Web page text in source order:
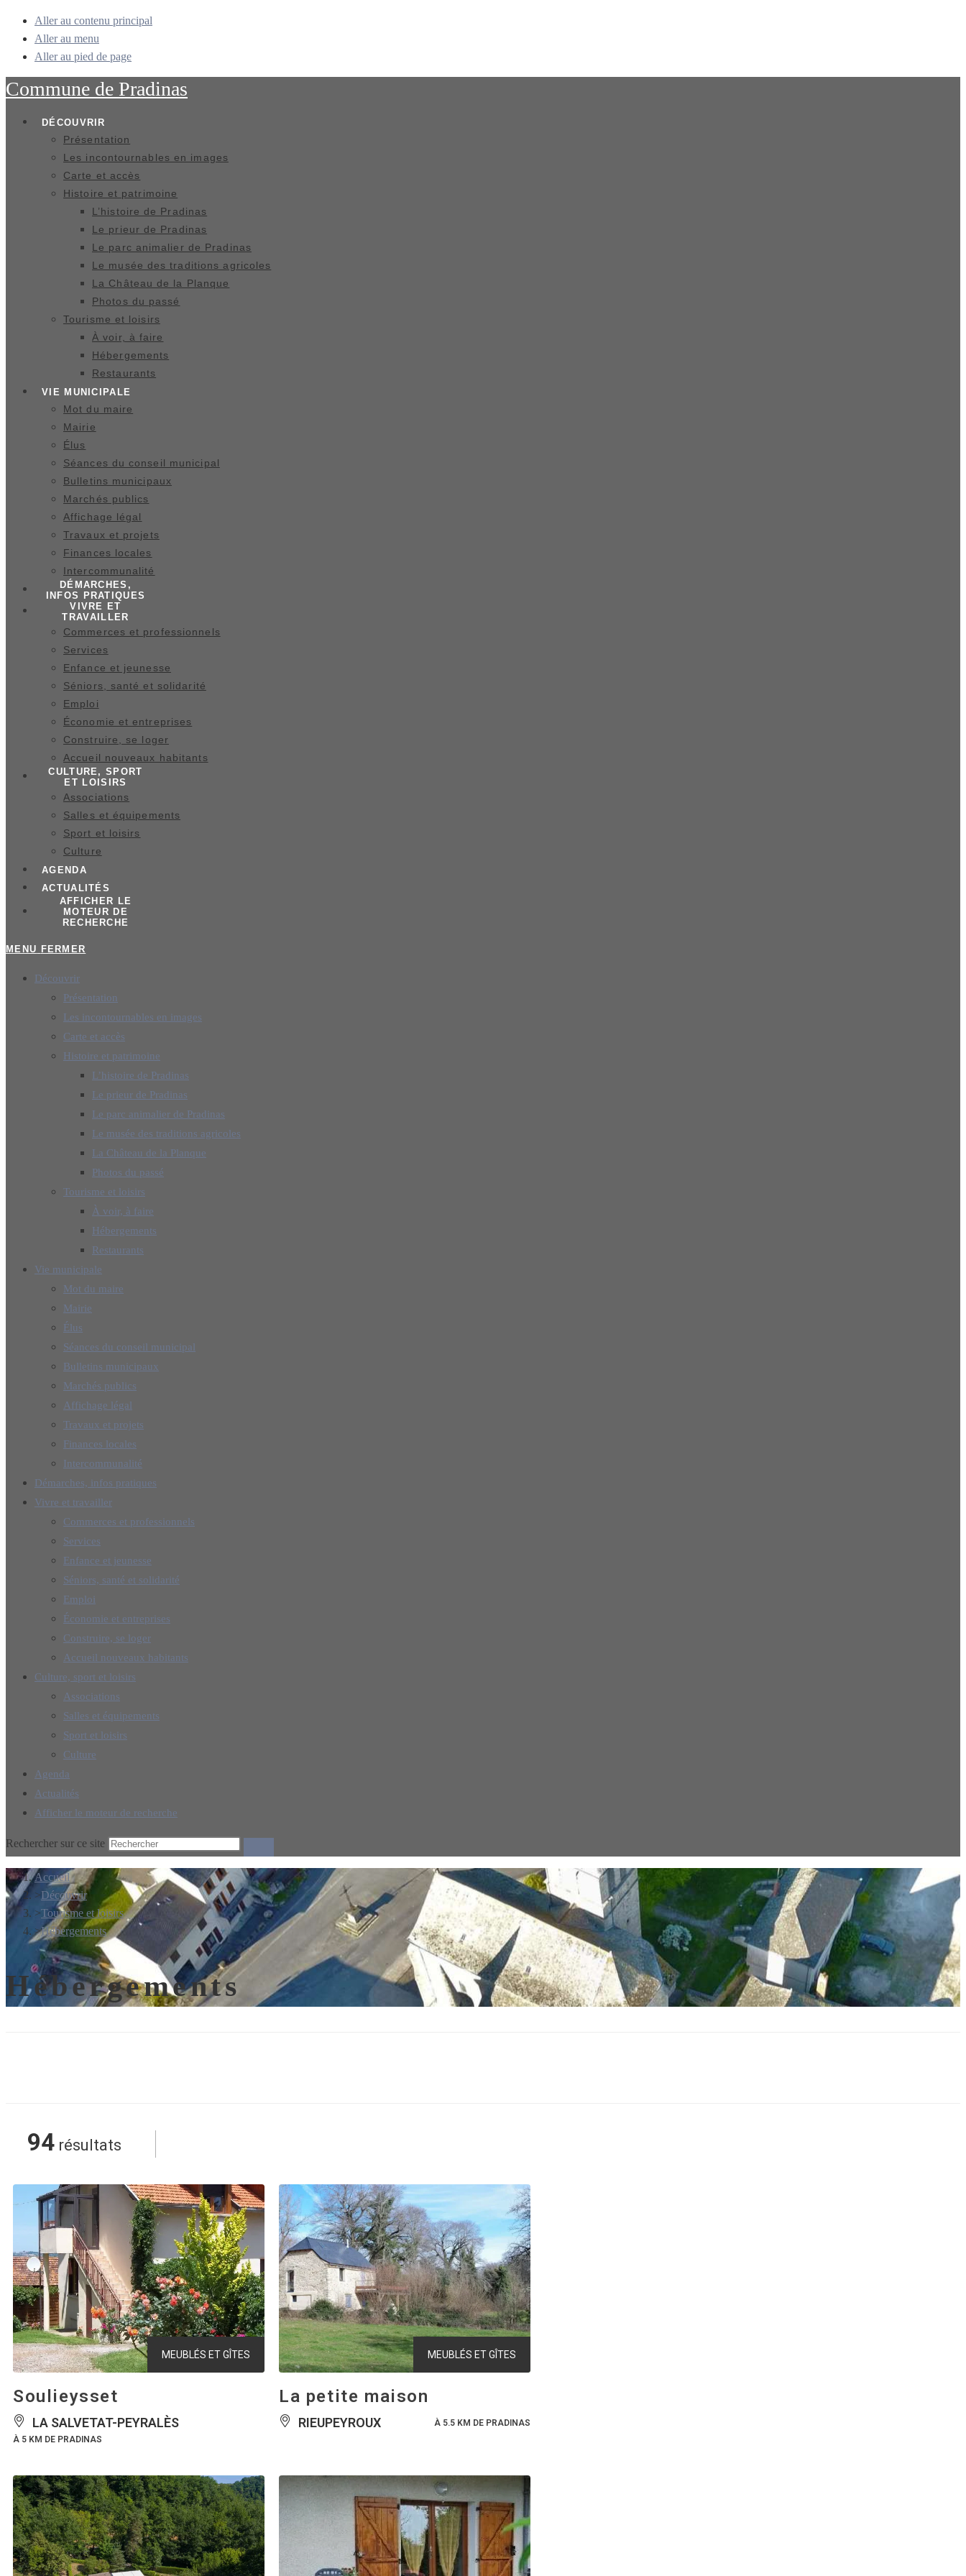
Aller au contenu principal
Aller au menu
Aller au pied de page
Commune de Pradinas
DÉCOUVRIR
Présentation
Les incontournables en images
Carte et accès
Histoire et patrimoine
L’histoire de Pradinas
Le prieur de Pradinas
Le parc animalier de Pradinas
Le musée des traditions agricoles
La Château de la Planque
Photos du passé
Tourisme et loisirs
À voir, à faire
Hébergements
Restaurants
VIE MUNICIPALE
Mot du maire
Mairie
Élus
Séances du conseil municipal
Bulletins municipaux
Marchés publics
Affichage légal
Travaux et projets
Finances locales
Intercommunalité
DÉMARCHES,
INFOS PRATIQUES
VIVRE ET
TRAVAILLER
Commerces et professionnels
Services
Enfance et jeunesse
Séniors, santé et solidarité
Emploi
Économie et entreprises
Construire, se loger
Accueil nouveaux habitants
CULTURE, SPORT
ET LOISIRS
Associations
Salles et équipements
Sport et loisirs
Culture
AGENDA
ACTUALITÉS
AFFICHER LE
MOTEUR DE
RECHERCHE
MENU FERMER
Découvrir
Présentation
Les incontournables en images
Carte et accès
Histoire et patrimoine
L’histoire de Pradinas
Le prieur de Pradinas
Le parc animalier de Pradinas
Le musée des traditions agricoles
La Château de la Planque
Photos du passé
Tourisme et loisirs
À voir, à faire
Hébergements
Restaurants
Vie municipale
Mot du maire
Mairie
Élus
Séances du conseil municipal
Bulletins municipaux
Marchés publics
Affichage légal
Travaux et projets
Finances locales
Intercommunalité
Démarches, infos pratiques
Vivre et travailler
Commerces et professionnels
Services
Enfance et jeunesse
Séniors, santé et solidarité
Emploi
Économie et entreprises
Construire, se loger
Accueil nouveaux habitants
Culture, sport et loisirs
Associations
Salles et équipements
Sport et loisirs
Culture
Agenda
Actualités
Afficher le moteur de recherche
Rechercher sur ce site
Accueil
>Découvrir
>Tourisme et loisirs
>Hébergements
Hébergements
94 résultats
MEUBLÉS ET GÎTES
Soulieysset
LA SALVETAT-PEYRALÈS
À 5 KM DE PRADINAS
MEUBLÉS ET GÎTES
La petite maison
RIEUPEYROUX À 5.5 KM DE PRADINAS